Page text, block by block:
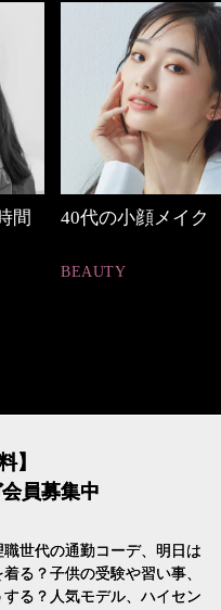
間
40代の小顔メイク
BEAUTY
】
員募集中
職世代の通勤コーデ、明日は
着る？子供の受験や習い事、
する？人気モデル、ハイセン